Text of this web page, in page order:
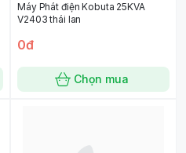
Máy Phát điện Kobuta 25KVA
V2403 thái lan
0đ
Chọn mua